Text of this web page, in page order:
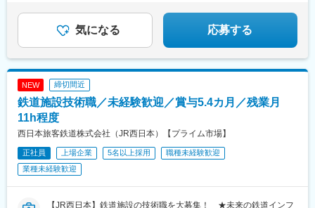
駅、三河一宮駅、竹村駅、港区役所駅、新守山駅、尾張星の宮
駅、本郷駅(愛知県)、佐那具駅、朝熊駅、亀山駅(三重県)、霞ケ浦
駅、六軒駅(三重県)、尾鷲駅、加佐登駅、江吉良駅、新加納駅、関
めり駅、藤枝駅、静岡駅、草薙駅(東海道本線)、袋井駅、西焼津
駅、上島駅、須津駅、南吉田駅、糸魚川駅、春日山駅、小針駅、
中条駅、宮内駅(新潟県)、魚沼丘陵駅、茨目駅、伊那北駅、広丘
駅、岩村田駅、村山駅(長野県)、信濃常盤駅、田中駅、切石駅、常
永駅、春日居町駅、東桂駅、動橋駅、三ツ屋駅、笠師保駅、松任
駅、丸岡駅、敦賀駅、清明駅、黒部駅、小杉駅、越中舟橋駅、沢
良宜駅、ＪＲ総持寺駅、豊川駅(大阪府)、羽倉崎駅、松ノ浜駅、藤
井寺駅、喜志駅、長尾駅(大阪府)、箕面萱野駅、光明池駅、武庫川
団地前駅、白浜の宮駅、中山寺駅、豊岡駅(兵庫県)、紀伊山田駅、
県)、長柄駅、大山崎駅、馬堀駅、峰山駅、篠原駅(滋賀県)、多賀
気になる 応募する
NEW 締切間近
鉄道施設技術職／未経験歓迎／賞与5.4カ月／残業月
11h程度
西日本旅客鉄道株式会社（JR西日本）【プライム市場】
正社員 上場企業 5名以上採用
職種未経験歓迎
業種未経験歓迎
【JR西日本】鉄道施設の技術職を大募集！ ★未来の鉄道インフ